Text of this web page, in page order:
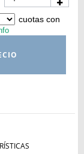
cuotas con